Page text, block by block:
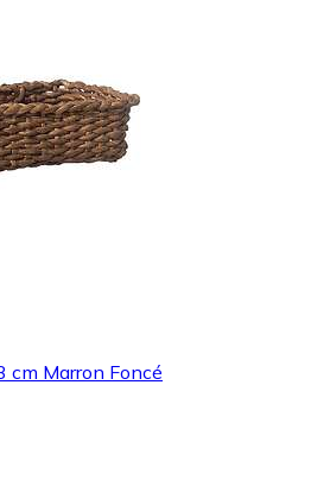
cm Marron Foncé